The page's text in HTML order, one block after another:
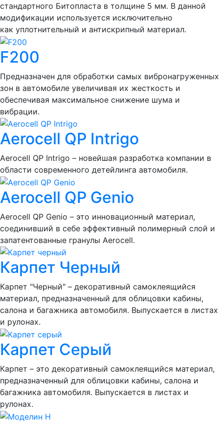
стандартного Битопласта в толщине 5 мм. В данной
модификации используется исключительно
как уплотнительный и антискрипный материал.
F200
Предназначен для обработки самых вибронагруженных
зон в автомобиле увеличивая их жесткость и
обеспечивая максимальное снижение шума и
вибрации.
Aerocell QP Intrigo
Aerocell QP Intrigo – новейшая разработка компании в
области современного детейлинга автомобиля.
Aerocell QP Genio
Aerocell QP Genio – это инновационный материал,
соединивший в себе эффективный полимерный слой и
запатентованные гранулы Aerocell.
Карпет Черный
Карпет "Черный" – декоративный самоклеящийся
материал, предназначенный для облицовки кабины,
салона и багажника автомобиля. Выпускается в листах
и рулонах.
Карпет Серый
Карпет – это декоративный самоклеящийся материал,
предназначенный для облицовки кабины, салона и
багажника автомобиля. Выпускается в листах и
рулонах.